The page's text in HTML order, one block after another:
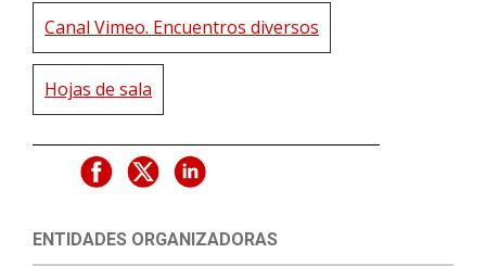
Canal Vimeo. Encuentros diversos
Hojas de sala
ENTIDADES ORGANIZADORAS